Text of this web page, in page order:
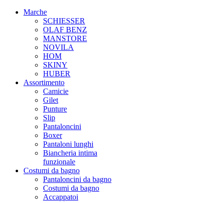
Marche
SCHIESSER
OLAF BENZ
MANSTORE
NOVILA
HOM
SKINY
HUBER
Assortimento
Camicie
Gilet
Punture
Slip
Pantaloncini
Boxer
Pantaloni lunghi
Biancheria intima
funzionale
Costumi da bagno
Pantaloncini da bagno
Costumi da bagno
Accappatoi